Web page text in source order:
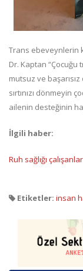
Trans ebeveynlerin
Dr. Kaptan
mutsuz ve
sırtınızı dönmeyin
ailenin desteğinin
İlgili haber:
Ruh sağlığı
Etiketler: insan